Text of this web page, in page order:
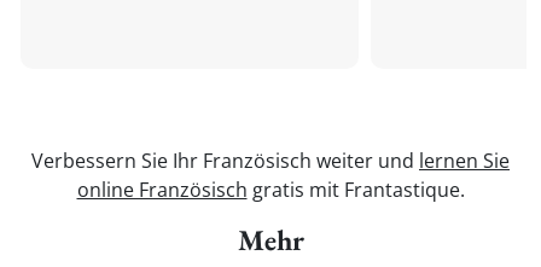
Verbessern Sie Ihr Französisch weiter und lernen Sie
online Französisch gratis mit Frantastique.
Mehr